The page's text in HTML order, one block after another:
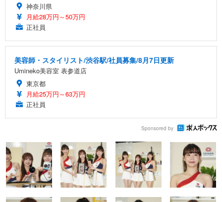
神奈川県
月給28万円～50万円
正社員
美容師・スタイリスト/渋谷駅/社員募集/8月7日更新
Umineko美容室 表参道店
東京都
月給25万円～63万円
正社員
Sponsored by